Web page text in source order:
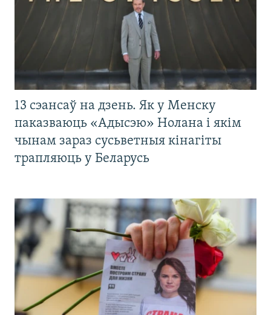
13 сэансаў на дзень. Як у Менску
паказваюць «Адысэю» Нолана і якім
чынам зараз сусьветныя кінагіты
трапляюць у Беларусь